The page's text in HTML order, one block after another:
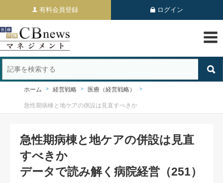
有料会員登録 ログイン
ホーム 経営戦略 医療（経営戦略）
急性期病棟と地ケアの併設は見直すべきか
急性期病棟と地ケアの併設は見直
すべきか
データで読み解く病院経営（251）